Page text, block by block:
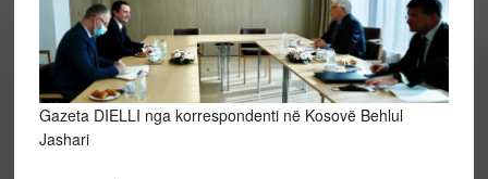
Gazeta DIELLI nga korrespondenti në Kosovë Behlul
Jashari